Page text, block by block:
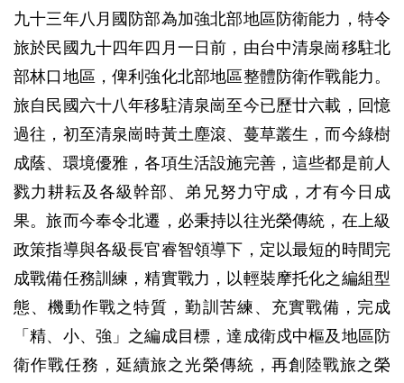
九十三年八月國防部為加強北部地區防衛能力，特令
旅於民國九十四年四月一日前，由台中清泉崗移駐北
部林口地區，俾利強化北部地區整體防衛作戰能力。
旅自民國六十八年移駐清泉崗至今已歷廿六載，回憶
過往，初至清泉崗時黃土塵滾、蔓草叢生，而今綠樹
成蔭、環境優雅，各項生活設施完善，這些都是前人
戮力耕耘及各級幹部、弟兄努力守成，才有今日成
果。旅而今奉令北遷，必秉持以往光榮傳統，在上級
政策指導與各級長官睿智領導下，定以最短的時間完
成戰備任務訓練，精實戰力，以輕裝摩托化之編組型
態、機動作戰之特質，勤訓苦練、充實戰備，完成
「精、小、強」之編成目標，達成衛戍中樞及地區防
衛作戰任務，延續旅之光榮傳統，再創陸戰旅之榮